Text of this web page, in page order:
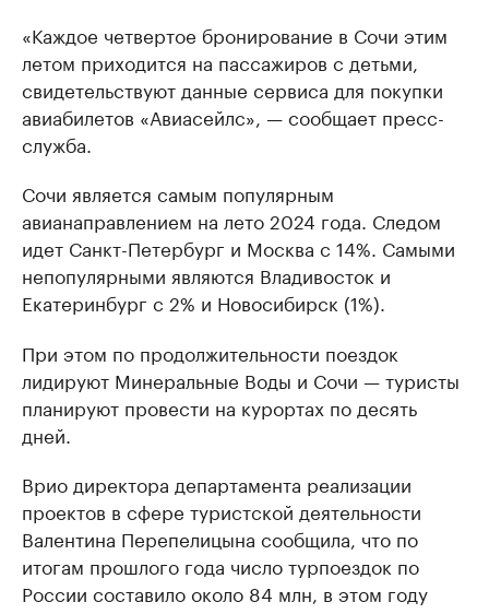
«Каждое четвертое бронирование в Сочи этим
летом приходится на пассажиров с детьми,
свидетельствуют данные сервиса для покупки
авиабилетов «Авиасейлс», — сообщает пресс-
служба.
Сочи является самым популярным
авианаправлением на лето 2024 года. Следом
идет Санкт-Петербург и Москва с 14%. Самыми
непопулярными являются Владивосток и
Екатеринбург с 2% и Новосибирск (1%).
При этом по продолжительности поездок
лидируют Минеральные Воды и Сочи — туристы
планируют провести на курортах по десять
дней.
Врио директора департамента реализации
проектов в сфере туристской деятельности
Валентина Перепелицына сообщила, что по
итогам прошлого года число турпоездок по
России составило около 84 млн, в этом году